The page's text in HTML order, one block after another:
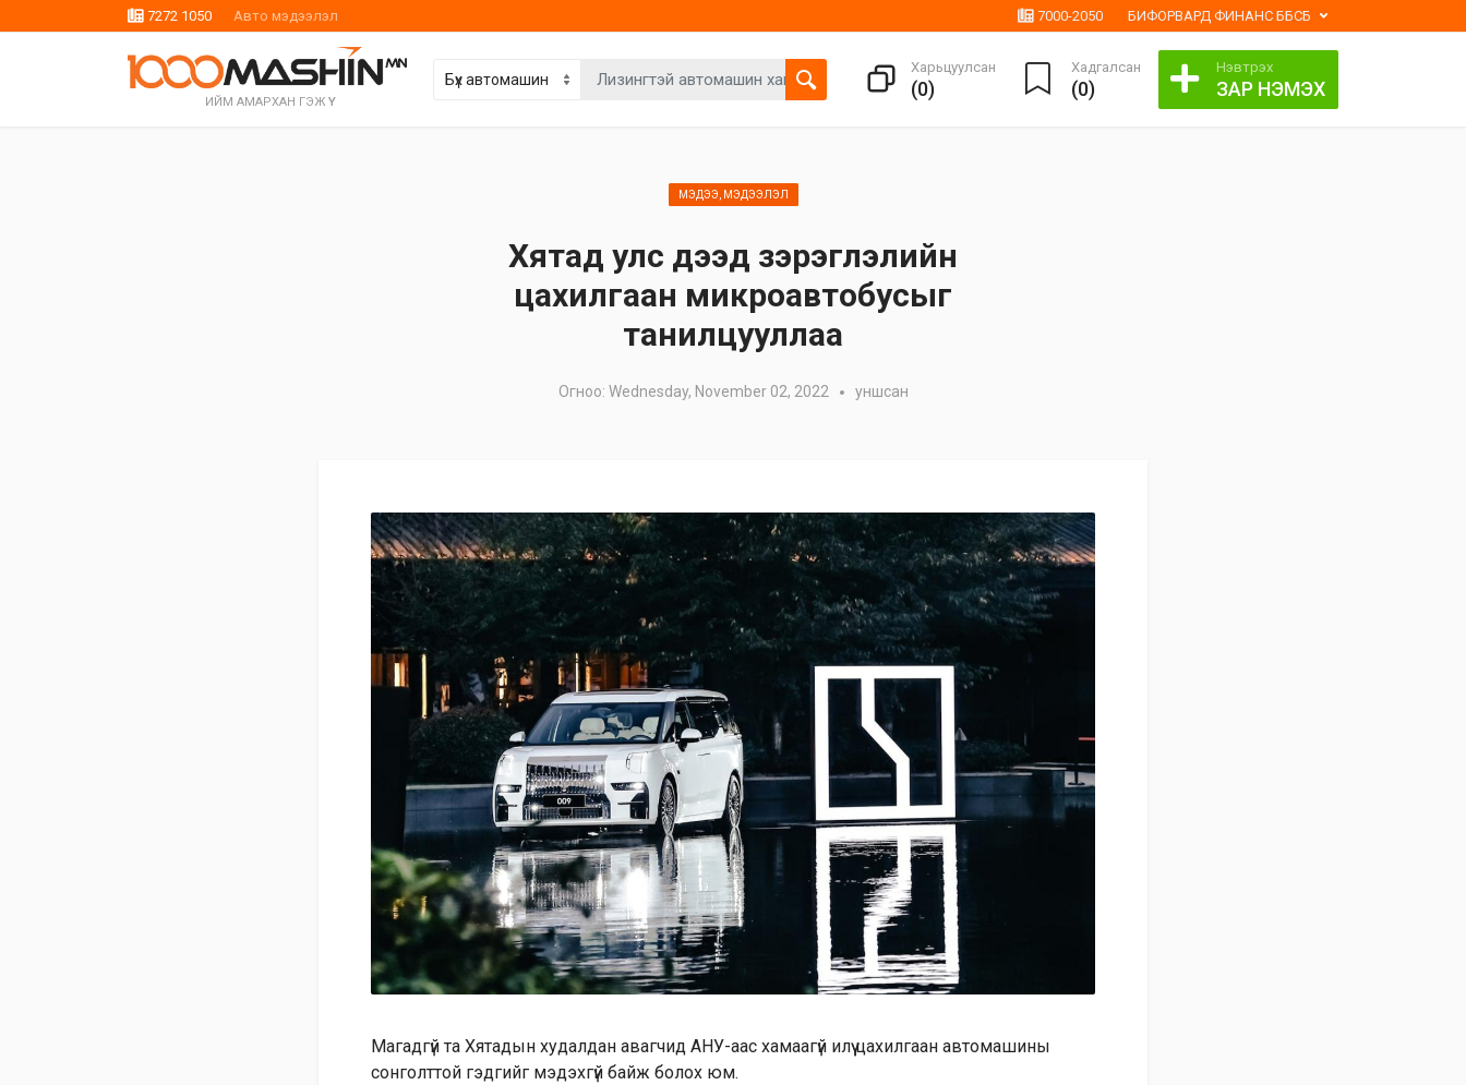
7272 1050 Авто мэдээлэл 7000-2050 БИФОРВАРД ФИНАНС ББСБ
ИЙМ АМАРХАН ГЭЖ ҮҮ
Харьцуулсан
(0)
Хадгалсан
(0)
Нэвтрэх
ЗАР НЭМЭХ
МЭДЭЭ, МЭДЭЭЛЭЛ
Хятад улс дээд зэрэглэлийн
цахилгаан микроавтобусыг
танилцууллаа
Огноо: Wednesday, November 02, 2022 уншсан
Магадгүй та Хятадын худалдан авагчид АНУ-аас хамаагүй илүү цахилгаан автомашины
сонголттой гэдгийг мэдэхгүй байж болох юм.